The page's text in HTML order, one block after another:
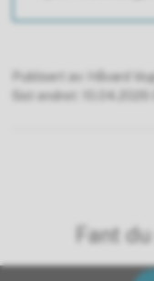
Publisert av Håvard
Sist endret
10.04.2026
Fant